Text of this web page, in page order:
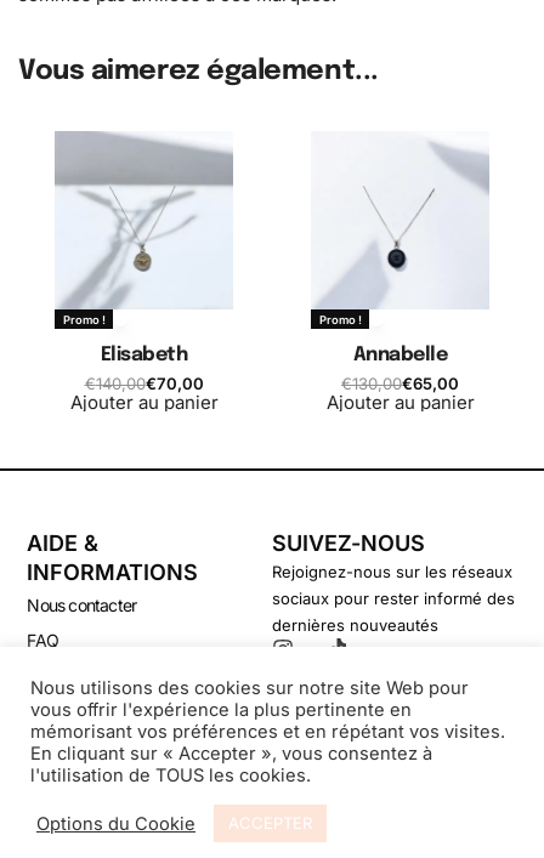
Vous aimerez également...
Promo !
Elisabeth
€140,00€70,00
Ajouter au panier
Promo !
Annabelle
€130,00€65,00
Ajouter au panier
AIDE &
INFORMATIONS
Nous contacter
FAQ
CGV
Politique de confidentialité
SUIVEZ-NOUS
Rejoignez-nous sur les réseaux
sociaux pour rester informé des
dernières nouveautés
© Secondsouffle-Boutique.fr
Nous utilisons des cookies sur notre site Web pour
vous offrir l'expérience la plus pertinente en
mémorisant vos préférences et en répétant vos visites.
En cliquant sur « Accepter », vous consentez à
l'utilisation de TOUS les cookies.
Options du Cookie ACCEPTER